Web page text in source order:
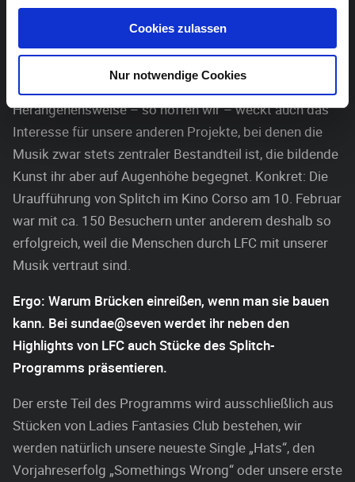
Cookies zulassen
Nur notwendige Cookies
basisch – sie funktioniert mit Gitarre, Gesang und
Perkussion. Sie ist im positiven Sinne Pop – eingängig,
mit durchdachten Arrangements zu überzeugen. Diese
Herangehensweise – so hoffen wir – weckt auch das
Interesse für unsere anderen Projekte, bei denen die
Musik zwar stets zentraler Bestandteil ist, die bildende
Kunst ihr aber auf Augenhöhe begegnet. Konkret: Die
Uraufführung von Splitch im Kino Corso am 10. Februar
war mit ca. 150 Besuchern unter anderem deshalb so
erfolgreich, weil die Menschen durch LFC mit unserer
Musik vertraut sind.
Ergo: Warum Brücken einreißen, wenn man sie bauen
kann. Bei sundae@seven werdet ihr neben den
Highlights von LFC auch Stücke des Splitch-
Programms präsentieren.
Der erste Teil des Programms wird ausschließlich aus
Stücken von Ladies Fantasies Club bestehen, wir
werden natürlich unsere neueste Single „Hats“, den
Vorjahreserfolg „Somethings Wrong“ oder unsere erste